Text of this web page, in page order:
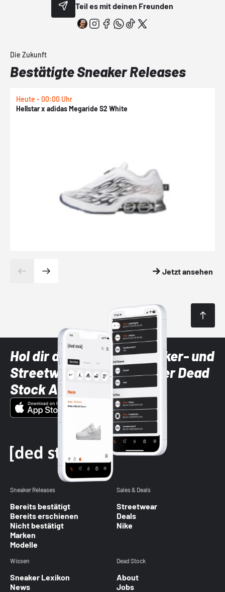
Teil es mit deinen Freunden
Die Zukunft
Bestätigte Sneaker Releases
Heute - 00:00 Uhr
Hellstar x adidas Megaride S2 White
Jetzt ansehen
Hol dir die neuesten Sneaker- und
Streetwear-Brands mit der Dead
Stock App
Sneaker Releases
Bereits bestätigt
Bereits erschienen
Nicht bestätigt
Marken
Modelle
Sales & Deals
Streetwear
Deals
Nike
Wissen
Sneaker Lexikon
News
Dead Stock
About
Jobs